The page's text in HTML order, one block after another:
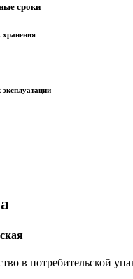
сроки
хранения
в потребительской